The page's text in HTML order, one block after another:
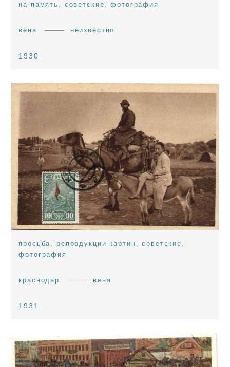
на память , советские ,фотография
вена неизвестно
1930
просьба,репродукции картин ,советские ,
фотография
краснодар вена
1931